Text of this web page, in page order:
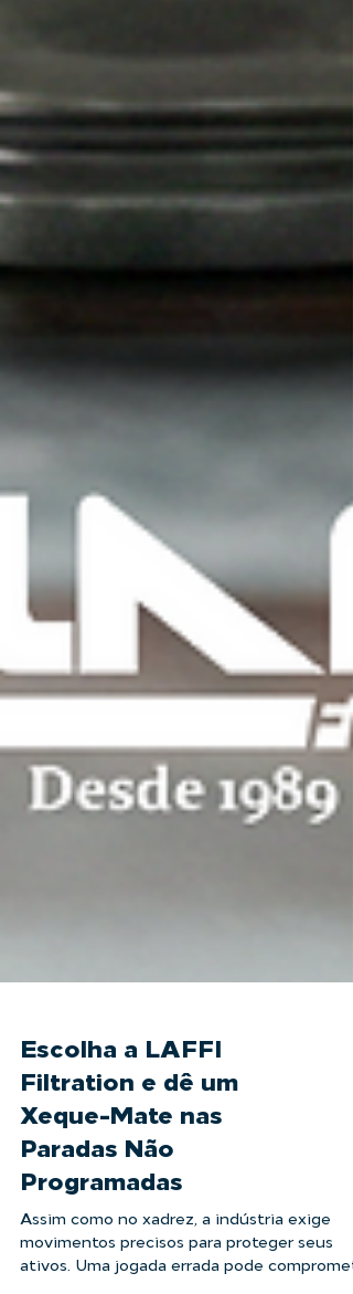
Escolha a LAFFI
Filtration e dê um
Xeque-Mate nas
Paradas Não
Programadas
Assim como no xadrez, a indústria exige